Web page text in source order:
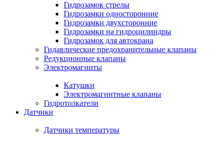
Гидрозамок стрелы
Гидрозамки односторонние
Гидрозамки двухсторонние
Гидрозамки на гидроцилиндры
Гидрозамок для автокрана
Гидавлические предохранительные клапаны
Редукционные клапаны
Электромагниты
Катушки
Электромагнитные клапаны
Гидротолкатели
Датчики
Датчики температуры